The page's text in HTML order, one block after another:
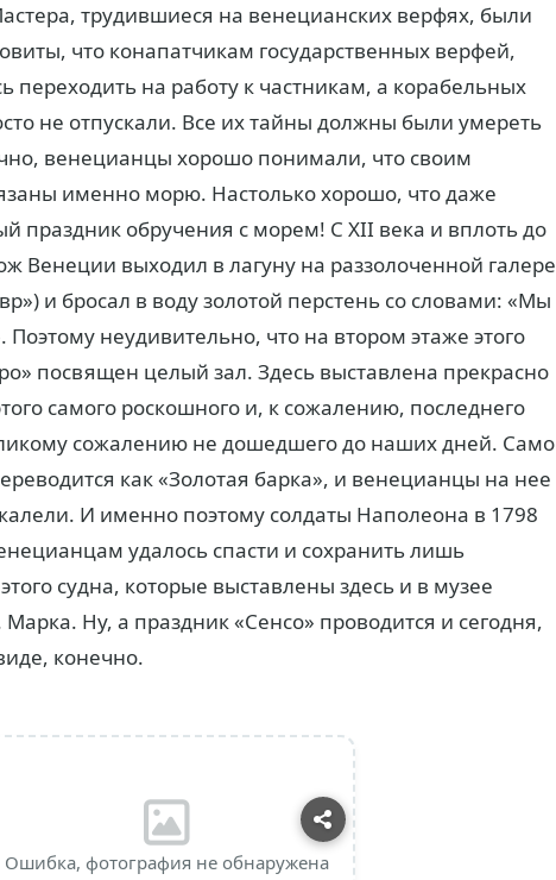
трудившиеся на венецианских верфях, были
что конапатчикам государственных верфей,
переходить на работу к частникам, а корабельных
не отпускали. Все их тайны должны были умереть
венецианцы хорошо понимали, что своим
именно морю. Настолько хорошо, что даже
праздник обручения с морем! С XII века и вплоть до
Венеции выходил в лагуну на раззолоченной галере
и бросал в воду золотой перстень со словами: «Мы
неудивительно, что на втором этаже этого
посвящен целый зал. Здесь выставлена прекрасно
самого роскошного и, к сожалению, последнего
сожалению не дошедшего до наших дней. Само
как «Золотая барка», и венецианцы на нее
И именно поэтому солдаты Наполеона в 1798
удалось спасти и сохранить лишь
судна, которые выставлены здесь и в музее
Ну, а праздник «Сенсо» проводится и сегодня,
конечно.
Ошибка, фотография не обнаружена